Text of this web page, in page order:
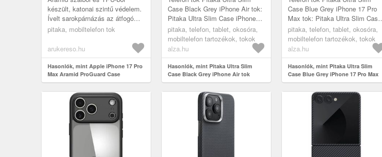
készült, katonai szintű védelem.
Ívelt sarokpárnázás az átfogó
védelemért. Kiváló minőségű
pitaka, mobiltelefon tok
arukereso.hu
Hasonlók, mint Apple iPhone 17 Pro
Max Aramid ProGuard Case
black/grey (KI1701MGPM)
Case Black Grey iPhone Air tok:
Pitaka Ultra Slim Case iPhone
AirUltravékony és könnyű tok
minimalista és mindennapi ...
pitaka, telefon, tablet, okosóra,
mobiltelefon tartozékok, tokok
alza.hu
Hasonlók, mint Pitaka Ultra Slim
Case Black Grey iPhone Air tok
Case Blue Grey iPhone 17 Pro
Max tok: Pitaka Ultra Slim Case
iPhone 17 Pro MaxUltravékony
és könnyű tok minimalista é...
pitaka, telefon, tablet, okosóra,
mobiltelefon tartozékok, tokok
alza.hu
Hasonlók, mint Pitaka Ultra Slim
Case Blue Grey iPhone 17 Pro Max
tok